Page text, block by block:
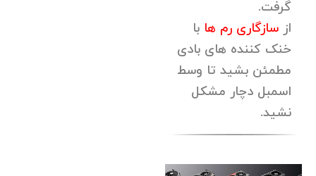
گرفت.
از سازگاری رم ها با
خنک کننده های بادی
مطمئن بشید تا وسط
اسمبل دچار مشکل
نشید.